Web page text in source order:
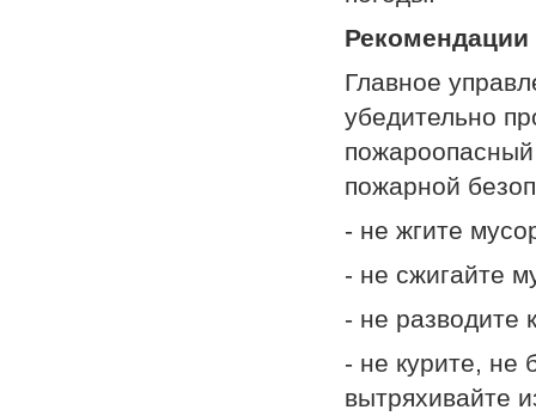
Главное
убедительно
пожарной
- не жгите
- не сжигайте
- не разводите
- не курите, не
вытряхивайте